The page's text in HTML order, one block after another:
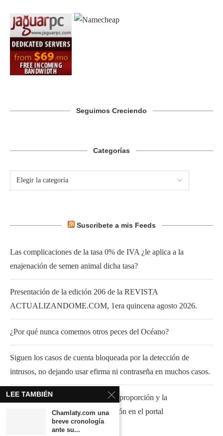
Seguimos Creciendo
Categorías
Suscribete a mis Feeds
Las complicaciones de la tasa 0% de IVA ¿le aplica a la
enajenación de semen animal dicha tasa?
Presentación de la edición 206 de la REVISTA
ACTUALIZANDOME.COM, 1era quincena agosto 2026.
¿Por qué nunca comemos otros peces del Océano?
Siguen los casos de cuenta bloqueada por la detección de
intrusos, no dejando usar efirma ni contraseña en muchos casos.
El caso del IVA acreditable ante la proporción y la
“simplificación” para su presentación en el portal
LEE TAMBIÉN
Chamlaty.com una
breve cronología
ante su...